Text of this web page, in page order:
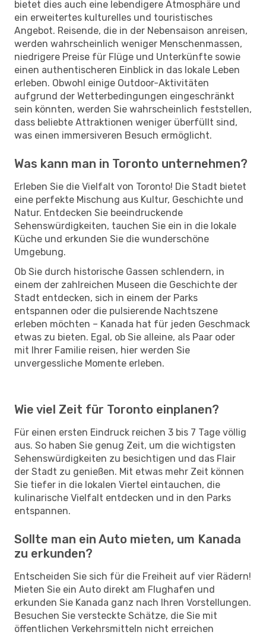
bietet dies auch eine lebendigere Atmosphäre und
ein erweitertes kulturelles und touristisches
Angebot. Reisende, die in der Nebensaison anreisen,
werden wahrscheinlich weniger Menschenmassen,
niedrigere Preise für Flüge und Unterkünfte sowie
einen authentischeren Einblick in das lokale Leben
erleben. Obwohl einige Outdoor-Aktivitäten
aufgrund der Wetterbedingungen eingeschränkt
sein könnten, werden Sie wahrscheinlich feststellen,
dass beliebte Attraktionen weniger überfüllt sind,
was einen immersiveren Besuch ermöglicht.
Was kann man in Toronto unternehmen?
Erleben Sie die Vielfalt von Toronto! Die Stadt bietet
eine perfekte Mischung aus Kultur, Geschichte und
Natur. Entdecken Sie beeindruckende
Sehenswürdigkeiten, tauchen Sie ein in die lokale
Küche und erkunden Sie die wunderschöne
Umgebung.
Ob Sie durch historische Gassen schlendern, in
einem der zahlreichen Museen die Geschichte der
Stadt entdecken, sich in einem der Parks
entspannen oder die pulsierende Nachtszene
erleben möchten – Kanada hat für jeden Geschmack
etwas zu bieten. Egal, ob Sie alleine, als Paar oder
mit Ihrer Familie reisen, hier werden Sie
unvergessliche Momente erleben.
Wie viel Zeit für Toronto einplanen?
Für einen ersten Eindruck reichen 3 bis 7 Tage völlig
aus. So haben Sie genug Zeit, um die wichtigsten
Sehenswürdigkeiten zu besichtigen und das Flair
der Stadt zu genießen. Mit etwas mehr Zeit können
Sie tiefer in die lokalen Viertel eintauchen, die
kulinarische Vielfalt entdecken und in den Parks
entspannen.
Sollte man ein Auto mieten, um Kanada
zu erkunden?
Entscheiden Sie sich für die Freiheit auf vier Rädern!
Mieten Sie ein Auto direkt am Flughafen und
erkunden Sie Kanada ganz nach Ihren Vorstellungen.
Besuchen Sie versteckte Schätze, die Sie mit
öffentlichen Verkehrsmitteln nicht erreichen